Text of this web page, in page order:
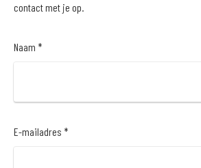
contact met je op.
Naam *
E-mailadres *